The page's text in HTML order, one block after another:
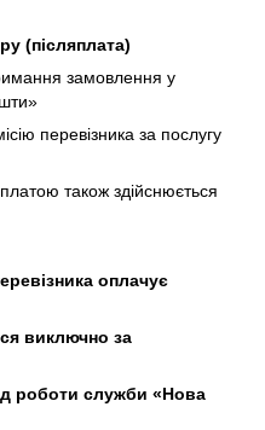
(післяплата)
замовлення у
перевізника за послугу
також здійснюється
оплачує
виключно за
роботи служби «Нова